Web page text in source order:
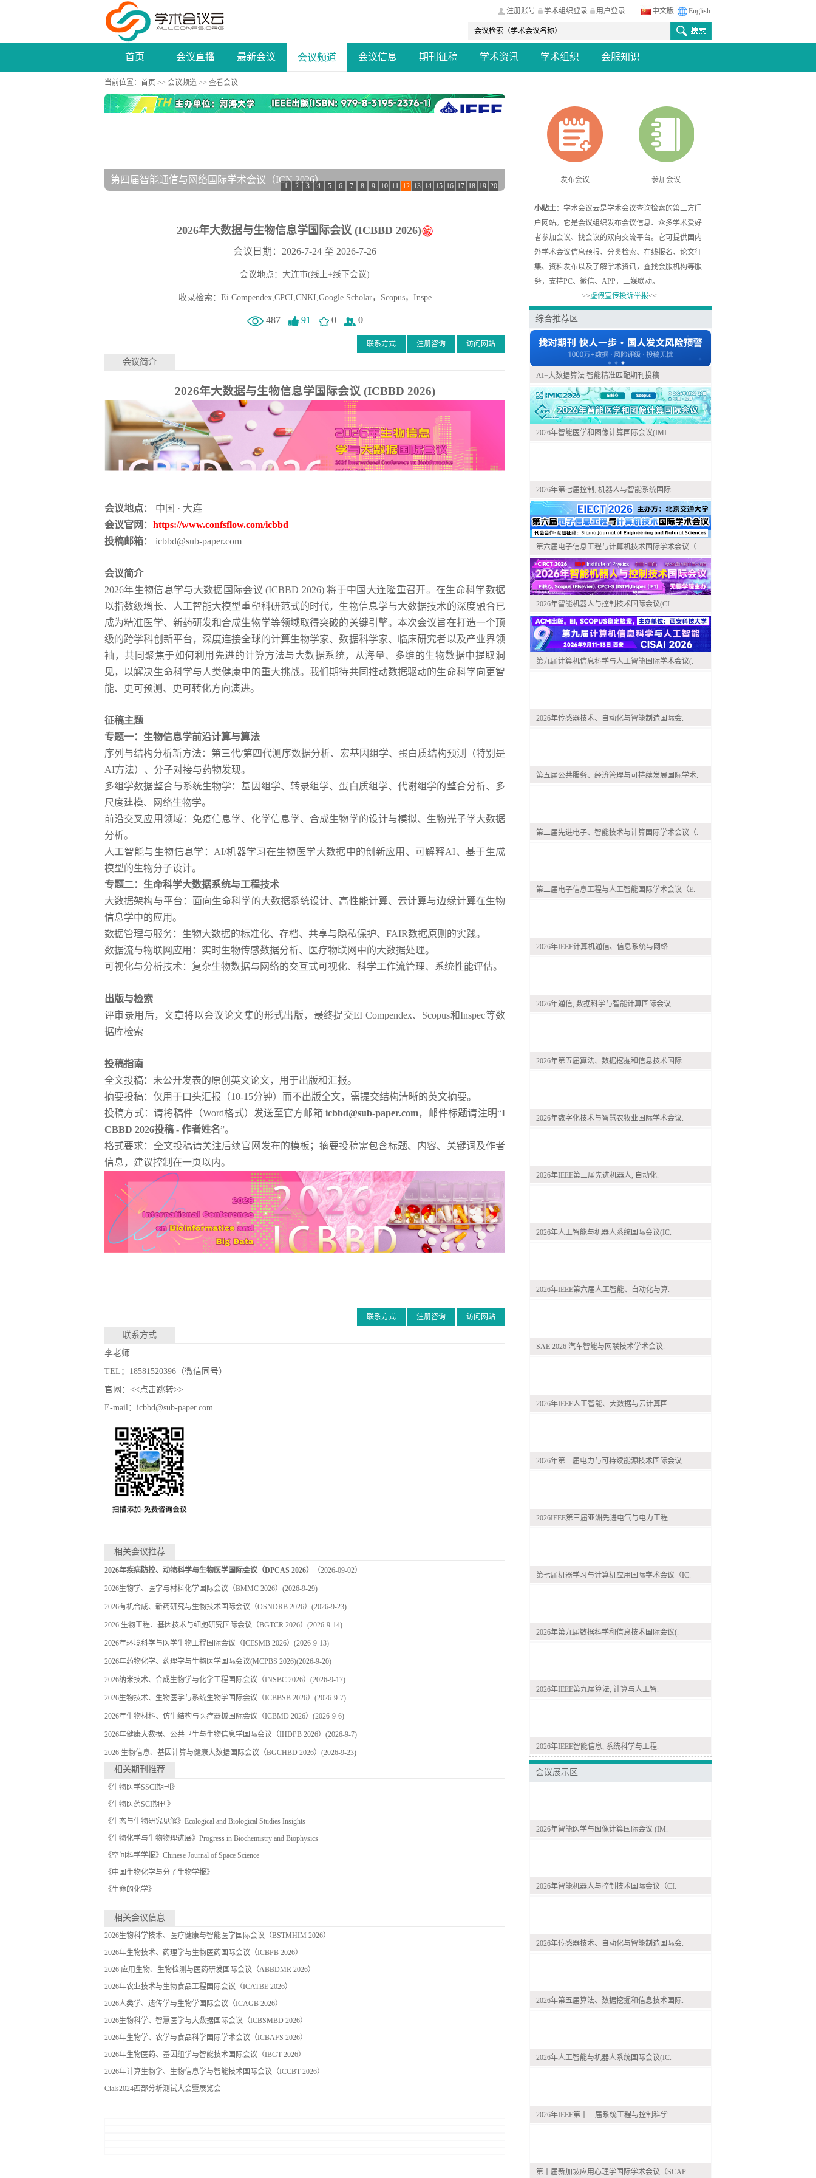
中文版 English
注册账号 学术组织登录 用户登录
首页 会议直播 最新会议 会议频道 会议信息 期刊征稿 学术资讯 学术组织 会服知识
当前位置： 首页 >> 会议频道 >> 查看会议
2026年第五届算法、数据挖掘和信息技术国际会议(ADMIT 2026)
1 2 3 4 5 6 7 8 9 10 11 12 13 14 15 16 17 18 19 20
2026年大数据与生物信息学国际会议 (ICBBD 2026)
会议日期：2026-7-24 至 2026-7-26
会议地点：大连市(线上+线下会议)
收录检索：Ei Compendex,CPCI,CNKI,Google Scholar，Scopus，Inspe
487 91 0 0
访问网站
注册咨询
联系方式
会议简介
2026年大数据与生物信息学国际会议 (ICBBD 2026)
会议地点： 中国 · 大连
会议官网 ： https://www.confsflow.com/icbbd
投稿邮箱： icbbd@sub-paper.com
会议简介
2026年生物信息学与大数据国际会议 (ICBBD 2026) 将于中国大连隆重召开。在生命科学数据
以指数级增长、人工智能大模型重塑科研范式的时代，生物信息学与大数据技术的深度融合已
成为精准医学、新药研发和合成生物学等领域取得突破的关键引擎。本次会议旨在打造一个顶
级的跨学科创新平台，深度连接全球的计算生物学家、数据科学家、临床研究者以及产业界领
袖，共同聚焦于如何利用先进的计算方法与大数据系统，从海量、多维的生物数据中提取洞
见，以解决生命科学与人类健康中的重大挑战。我们期待共同推动数据驱动的生命科学向更智
能、更可预测、更可转化方向演进。
征稿主题
专题一：生物信息学前沿计算与算法
序列与结构分析新方法：第三代/第四代测序数据分析、宏基因组学、蛋白质结构预测（特别是
AI方法）、分子对接与药物发现。
多组学数据整合与系统生物学：基因组学、转录组学、蛋白质组学、代谢组学的整合分析、多
尺度建模、网络生物学。
前沿交叉应用领域：免疫信息学、化学信息学、合成生物学的设计与模拟、生物光子学大数据
分析。
人工智能与生物信息学：AI/机器学习在生物医学大数据中的创新应用、可解释AI、基于生成
模型的生物分子设计。
专题二：生命科学大数据系统与工程技术
大数据架构与平台：面向生命科学的大数据系统设计、高性能计算、云计算与边缘计算在生物
信息学中的应用。
数据管理与服务：生物大数据的标准化、存档、共享与隐私保护、FAIR数据原则的实践。
数据流与物联网应用：实时生物传感数据分析、医疗物联网中的大数据处理。
可视化与分析技术：复杂生物数据与网络的交互式可视化、科学工作流管理、系统性能评估。
出版与检索
评审录用后，文章将以会议论文集的形式出版，最终提交EI Compendex、Scopus和Inspec等数
据库检索
投稿指南
全文投稿：未公开发表的原创英文论文，用于出版和汇报。
摘要投稿：仅用于口头汇报（10-15分钟）而不出版全文，需提交结构清晰的英文摘要。
投稿方式：请将稿件（Word格式）发送至官方邮箱 icbbd@sub-paper.com，邮件标题请注明“I
CBBD 2026投稿 - 作者姓名”。
格式要求：全文投稿请关注后续官网发布的模板；摘要投稿需包含标题、内容、关键词及作者
信息，建议控制在一页以内。
访问网站
注册咨询
联系方式
联系方式
李老师
TEL：18581520396（微信同号）
官网： <<点击跳转>>
E-mail： icbbd@sub-paper.com
相关会议推荐
2026年疾病防控、动物科学与生物医学国际会议（DPCAS 2026） （2026-09-02）
2026生物学、医学与材料化学国际会议（BMMC 2026） (2026-9-29)
2026有机合成、新药研究与生物技术国际会议（OSNDRB 2026） (2026-9-23)
2026 生物工程、基因技术与细胞研究国际会议（BGTCR 2026） (2026-9-14)
2026年环境科学与医学生物工程国际会议（ICESMB 2026） (2026-9-13)
2026年药物化学、药理学与生物医学国际会议(MCPBS 2026)(2026-9-20)
2026纳米技术、合成生物学与化学工程国际会议（INSBC 2026） (2026-9-17)
2026生物技术、生物医学与系统生物学国际会议（ICBBSB 2026） (2026-9-7)
2026年生物材料、仿生结构与医疗器械国际会议（ICBMD 2026） (2026-9-6)
2026年健康大数据、公共卫生与生物信息学国际会议（IHDPB 2026） (2026-9-7)
2026 生物信息、基因计算与健康大数据国际会议（BGCHBD 2026） (2026-9-23)
相关期刊推荐
《生物医学SSCI期刊》
《生物医药SCI期刊》
《生态与生物研究见解》Ecological and Biological Studies Insights
《生物化学与生物物理进展》Progress in Biochemistry and Biophysics
《空间科学学报》Chinese Journal of Space Science
《中国生物化学与分子生物学报》
《生命的化学》
相关会议信息
2026生物科学技术、医疗健康与智能医学国际会议（BSTMHIM 2026）
2026年生物技术、药理学与生物医药国际会议（ICBPB 2026）
2026 应用生物、生物检测与医药研发国际会议（ABBDMR 2026）
2026年农业技术与生物食品工程国际会议（ICATBE 2026）
2026人类学、遗传学与生物学国际会议（ICAGB 2026）
2026生物科学、智慧医学与大数据国际会议（ICBSMBD 2026）
2026年生物学、农学与食品科学国际学术会议（ICBAFS 2026）
2026年生物医药、基因组学与智能技术国际会议（IBGT 2026）
2026年计算生物学、生物信息学与智能技术国际会议（ICCBT 2026）
Cials2024西部分析测试大会暨展览会
发布会议 参加会议
小贴士：学术会议云是学术会议查询检索的第三方门
户网站。它是会议组织发布会议信息、众多学术爱好
者参加会议、找会议的双向交流平台。它可提供国内
外学术会议信息预报、分类检索、在线报名、论文征
集、资料发布以及了解学术资讯，查找会服机构等服
务，支持PC、微信、APP，三媒联动。
--->>虚假宣传投诉举报<<---
综合推荐区
AI+大数据算法 智能精准匹配期刊投稿
2026年智能医学和图像计算国际会议(IMI.
2026年第七届控制, 机器人与智能系统国际.
第六届电子信息工程与计算机技术国际学术会议（.
2026年智能机器人与控制技术国际会议(CI.
第九届计算机信息科学与人工智能国际学术会议(.
2026年传感器技术、自动化与智能制造国际会.
第五届公共服务、经济管理与可持续发展国际学术.
第二届先进电子、智能技术与计算国际学术会议（.
第二届电子信息工程与人工智能国际学术会议（E.
2026年IEEE计算机通信、信息系统与网络.
2026年通信, 数据科学与智能计算国际会议.
2026年第五届算法、数据挖掘和信息技术国际.
2026年数字化技术与智慧农牧业国际学术会议.
2026年IEEE第三届先进机器人, 自动化.
2026年人工智能与机器人系统国际会议(IC.
2026年IEEE第六届人工智能、自动化与算.
SAE 2026 汽车智能与网联技术学术会议.
2026年IEEE人工智能、大数据与云计算国.
2026年第二届电力与可持续能源技术国际会议.
2026IEEE第三届亚洲先进电气与电力工程.
第七届机器学习与计算机应用国际学术会议（IC.
2026年第九届数据科学和信息技术国际会议(.
2026年IEEE第九届算法, 计算与人工智.
2026年IEEE智能信息, 系统科学与工程.
会议展示区
2026年智能医学与图像计算国际会议 (IM.
2026年智能机器人与控制技术国际会议（CI.
2026年传感器技术、自动化与智能制造国际会.
2026年第五届算法、数据挖掘和信息技术国际.
2026年人工智能与机器人系统国际会议(IC.
2026年IEEE第十二届系统工程与控制科学.
第十届新加坡应用心理学国际学术会议（SCAP.